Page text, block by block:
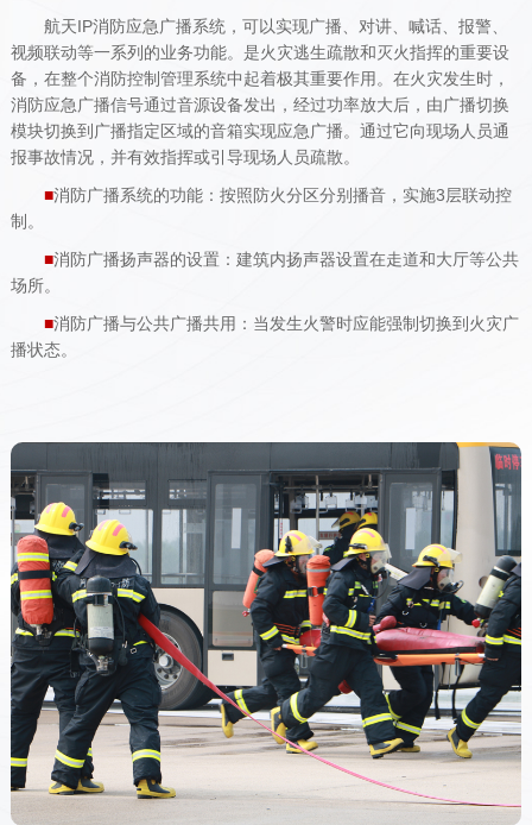
航天IP消防应急广播系统，可以实现广播、对讲、喊话、报警、
视频联动等一系列的业务功能。是火灾逃生疏散和灭火指挥的重要设
备，在整个消防控制管理系统中起着极其重要作用。在火灾发生时，
消防应急广播信号通过音源设备发出，经过功率放大后，由广播切换
模块切换到广播指定区域的音箱实现应急广播。通过它向现场人员通
报事故情况，并有效指挥或引导现场人员疏散。
■消防广播系统的功能：按照防火分区分别播音，实施3层联动控
制。
■消防广播扬声器的设置：建筑内扬声器设置在走道和大厅等公共
场所。
■消防广播与公共广播共用：当发生火警时应能强制切换到火灾广
播状态。